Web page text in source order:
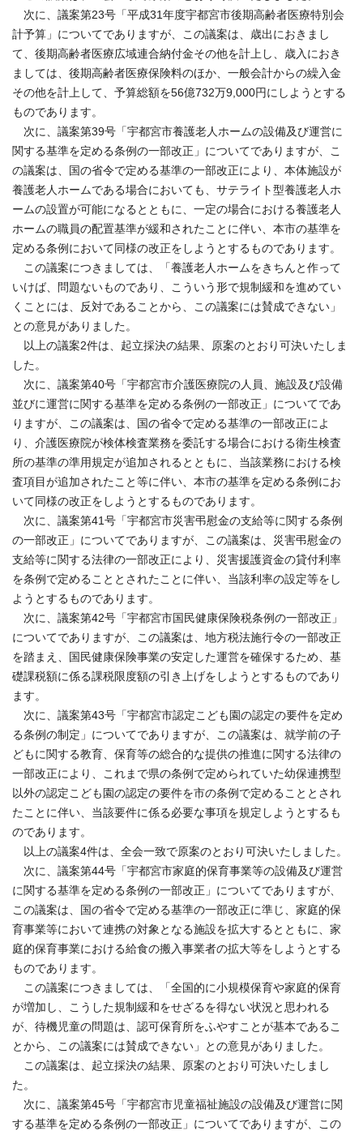
次に、議案第23号「平成31年度宇都宮市後期高齢者医療特別会
計予算」についてでありますが、この議案は、歳出におきまし
て、後期高齢者医療広域連合納付金その他を計上し、歳入におき
ましては、後期高齢者医療保険料のほか、一般会計からの繰入金
その他を計上して、予算総額を56億732万9,000円にしようとする
ものであります。
次に、議案第39号「宇都宮市養護老人ホームの設備及び運営に
関する基準を定める条例の一部改正」についてでありますが、こ
の議案は、国の省令で定める基準の一部改正により、本体施設が
養護老人ホームである場合においても、サテライト型養護老人ホ
ームの設置が可能になるとともに、一定の場合における養護老人
ホームの職員の配置基準が緩和されたことに伴い、本市の基準を
定める条例において同様の改正をしようとするものであります。
この議案につきましては、「養護老人ホームをきちんと作って
いけば、問題ないものであり、こういう形で規制緩和を進めてい
くことには、反対であることから、この議案には賛成できない」
との意見がありました。
以上の議案2件は、起立採決の結果、原案のとおり可決いたしま
した。
次に、議案第40号「宇都宮市介護医療院の人員、施設及び設備
並びに運営に関する基準を定める条例の一部改正」についてであ
りますが、この議案は、国の省令で定める基準の一部改正によ
り、介護医療院が検体検査業務を委託する場合における衛生検査
所の基準の準用規定が追加されるとともに、当該業務における検
査項目が追加されたこと等に伴い、本市の基準を定める条例にお
いて同様の改正をしようとするものであります。
次に、議案第41号「宇都宮市災害弔慰金の支給等に関する条例
の一部改正」についてでありますが、この議案は、災害弔慰金の
支給等に関する法律の一部改正により、災害援護資金の貸付利率
を条例で定めることとされたことに伴い、当該利率の設定等をし
ようとするものであります。
次に、議案第42号「宇都宮市国民健康保険税条例の一部改正」
についてでありますが、この議案は、地方税法施行令の一部改正
を踏まえ、国民健康保険事業の安定した運営を確保するため、基
礎課税額に係る課税限度額の引き上げをしようとするものであり
ます。
次に、議案第43号「宇都宮市認定こども園の認定の要件を定め
る条例の制定」についてでありますが、この議案は、就学前の子
どもに関する教育、保育等の総合的な提供の推進に関する法律の
一部改正により、これまで県の条例で定められていた幼保連携型
以外の認定こども園の認定の要件を市の条例で定めることとされ
たことに伴い、当該要件に係る必要な事項を規定しようとするも
のであります。
以上の議案4件は、全会一致で原案のとおり可決いたしました。
次に、議案第44号「宇都宮市家庭的保育事業等の設備及び運営
に関する基準を定める条例の一部改正」についてでありますが、
この議案は、国の省令で定める基準の一部改正に準じ、家庭的保
育事業等において連携の対象となる施設を拡大するとともに、家
庭的保育事業における給食の搬入事業者の拡大等をしようとする
ものであります。
この議案につきましては、「全国的に小規模保育や家庭的保育
が増加し、こうした規制緩和をせざるを得ない状況と思われる
が、待機児童の問題は、認可保育所をふやすことが基本であるこ
とから、この議案には賛成できない」との意見がありました。
この議案は、起立採決の結果、原案のとおり可決いたしまし
た。
次に、議案第45号「宇都宮市児童福祉施設の設備及び運営に関
する基準を定める条例の一部改正」についてでありますが、この